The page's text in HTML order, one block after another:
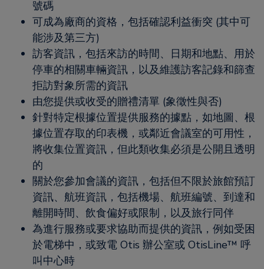
號碼
可成為廠商的資格，包括確認利益衝突 (其中可
能涉及第三方)
訪客資訊，包括來訪的時間、日期和地點、用於
停車的相關車輛資訊，以及維護訪客記錄和篩查
拒訪對象所需的資訊
由您提供或收受的贈禮清單 (象徵性與否)
針對特定根據位置提供服務的據點，如地圖、根
據位置存取的印表機，或鄰近會議室的可用性，
將收集位置資訊，但此類收集必須是公開且透明
的
關於您參加會議的資訊，包括但不限於旅館預訂
資訊、航班資訊，包括機場、航班編號、到達和
離開時間、飲食偏好或限制，以及旅行同伴
為進行服務或要求協助而提供的資訊，例如受困
於電梯中，或致電 Otis 辦公室或 OtisLine™ 呼
叫中心時